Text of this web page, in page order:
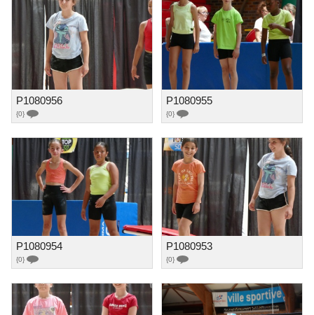
P1080956
{0}
P1080955
{0}
P1080954
{0}
P1080953
{0}